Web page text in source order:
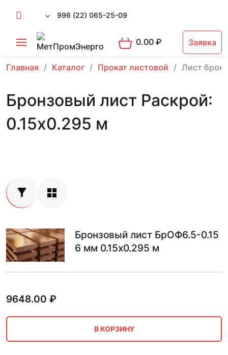
996 (22) 065-25-09
0.00₽ Заявка
Главная Каталог Прокат листовой Лист
Бронзовый лист Раскрой:
0.15х0.295 м
Бронзовый лист БрОФ6.5-0.15
6 мм 0.15х0.295 м
9648.00 ₽
В КОРЗИНУ